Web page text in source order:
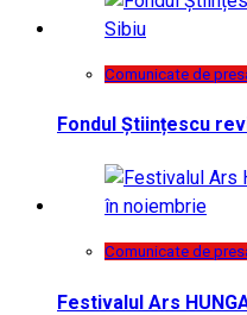
Comunicate de
Fondul Științescu
Comunicate de
Festivalul Ars